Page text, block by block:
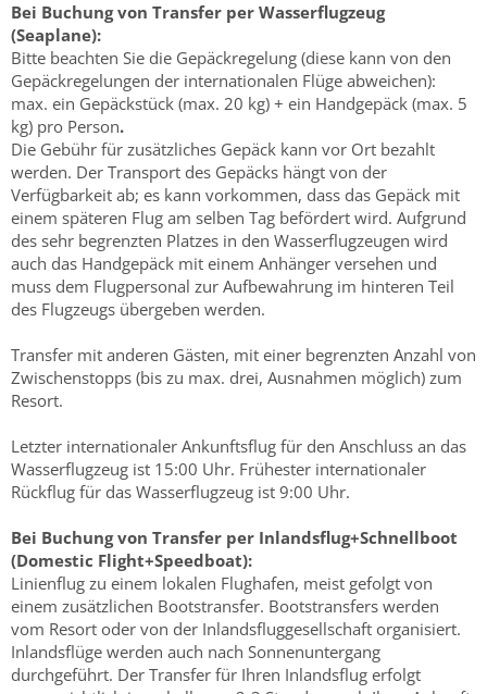
Bei Buchung von Transfer per Wasserflugzeug
(Seaplane):
Bitte beachten Sie die Gepäckregelung (diese kann von den
Gepäckregelungen der internationalen Flüge abweichen):
max. ein Gepäckstück (max. 20 kg) + ein Handgepäck (max. 5
kg) pro Person.
Die Gebühr für zusätzliches Gepäck kann vor Ort bezahlt
werden. Der Transport des Gepäcks hängt von der
Verfügbarkeit ab; es kann vorkommen, dass das Gepäck mit
einem späteren Flug am selben Tag befördert wird. Aufgrund
des sehr begrenzten Platzes in den Wasserflugzeugen wird
auch das Handgepäck mit einem Anhänger versehen und
muss dem Flugpersonal zur Aufbewahrung im hinteren Teil
des Flugzeugs übergeben werden.
Transfer mit anderen Gästen, mit einer begrenzten Anzahl von
Zwischenstopps (bis zu max. drei, Ausnahmen möglich) zum
Resort.
Letzter internationaler Ankunftsflug für den Anschluss an das
Wasserflugzeug ist 15:00 Uhr. Frühester internationaler
Rückflug für das Wasserflugzeug ist 9:00 Uhr.
Bei Buchung von Transfer per Inlandsflug+Schnellboot
(Domestic Flight+Speedboat):
Linienflug zu einem lokalen Flughafen, meist gefolgt von
einem zusätzlichen Bootstransfer. Bootstransfers werden
vom Resort oder von der Inlandsfluggesellschaft organisiert.
Inlandsflüge werden auch nach Sonnenuntergang
durchgeführt. Der Transfer für Ihren Inlandsflug erfolgt